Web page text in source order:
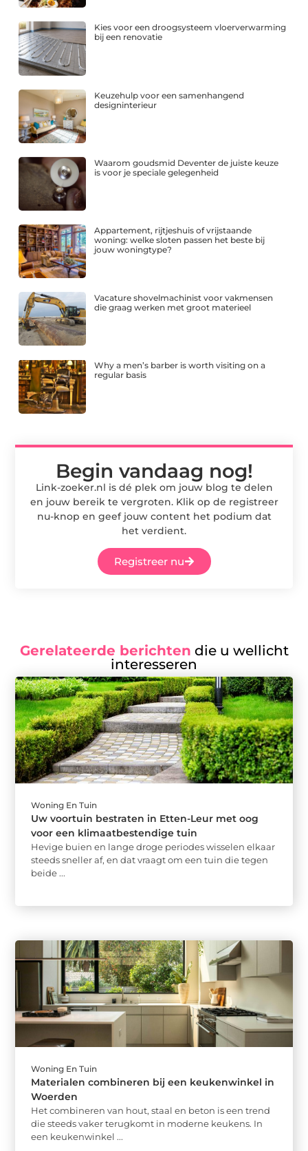
Kies voor een droogsysteem vloerverwarming
bij een renovatie
Keuzehulp voor een samenhangend
designinterieur
Waarom goudsmid Deventer de juiste keuze
is voor je speciale gelegenheid
Appartement, rijtjeshuis of vrijstaande
woning: welke sloten passen het beste bij
jouw woningtype?
Vacature shovelmachinist voor vakmensen
die graag werken met groot materieel
Why a men’s barber is worth visiting on a
regular basis
Begin vandaag nog!
Link-zoeker.nl is dé plek om jouw blog te delen
en jouw bereik te vergroten. Klik op de registreer
nu-knop en geef jouw content het podium dat
het verdient.
Registreer nu
Gerelateerde berichten die u wellicht
interesseren
Woning En Tuin
Uw voortuin bestraten in Etten-Leur met oog
voor een klimaatbestendige tuin
Hevige buien en lange droge periodes wisselen elkaar
steeds sneller af, en dat vraagt om een tuin die tegen
beide ...
Woning En Tuin
Materialen combineren bij een keukenwinkel in
Woerden
Het combineren van hout, staal en beton is een trend
die steeds vaker terugkomt in moderne keukens. In
een keukenwinkel ...